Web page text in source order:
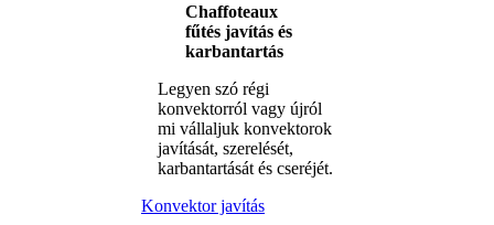
Chaffoteaux
fűtés javítás és
karbantartás
Legyen szó régi
konvektorról vagy újról
mi vállaljuk konvektorok
javítását, szerelését,
karbantartását és cseréjét.
Konvektor javítás